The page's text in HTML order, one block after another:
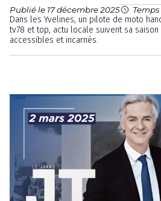
Publié le 17 décembre 2025
Dans les Yvelines, un pilote de moto
tv78 et top, actu locale suivent sa
accessibles et incarnés.